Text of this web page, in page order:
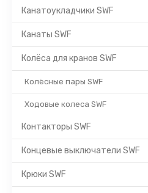
Канатоукладчики SWF
Канаты SWF
Колёса для кранов SWF
Колёсные пары SWF
Ходовые колеса SWF
Контакторы SWF
Концевые выключатели SWF
Крюки SWF